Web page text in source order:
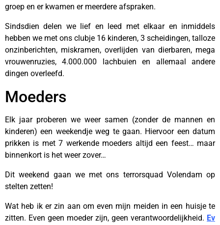
groep en er kwamen er meerdere afspraken.
Sindsdien delen we lief en leed met elkaar en inmiddels
hebben we met ons clubje 16 kinderen, 3 scheidingen, talloze
onzinberichten, miskramen, overlijden van dierbaren, mega
vrouwenruzies, 4.000.000 lachbuien en allemaal andere
dingen overleefd.
Moeders
Elk jaar proberen we weer samen (zonder de mannen en
kinderen) een weekendje weg te gaan. Hiervoor een datum
prikken is met 7 werkende moeders altijd een feest… maar
binnenkort is het weer zover…
Dit weekend gaan we met ons terrorsquad Volendam op
stelten zetten!
Wat heb ik er zin aan om even mijn meiden in een huisje te
zitten. Even geen moeder zijn, geen verantwoordelijkheid. Ev